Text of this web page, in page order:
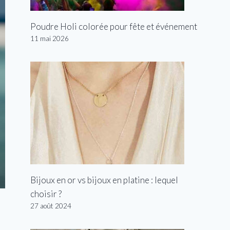
Poudre Holi colorée pour fête et événement
11 mai 2026
Bijoux en or vs bijoux en platine : lequel
choisir ?
27 août 2024